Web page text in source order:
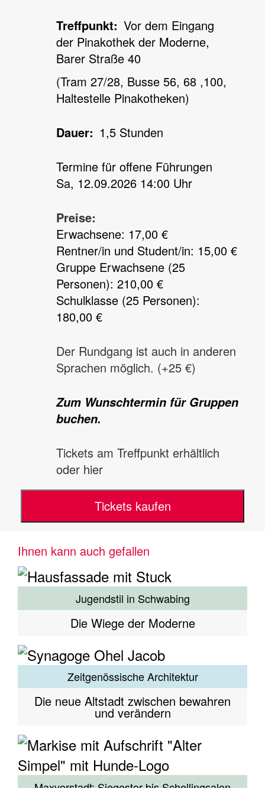
Treffpunkt
Vor dem Eingang
der Pinakothek der Moderne,
Barer Straße 40
(Tram 27/28, Busse 56, 68 ,100,
Haltestelle Pinakotheken)
Dauer
1,5 Stunden
Termine für offene Führungen
Sa, 12.09.2026 14:00 Uhr
Preise:
Erwachsene: 17,00 €
Rentner/in und Student/in: 15,00 €
Gruppe Erwachsene (25
Personen): 210,00 €
Schulklasse (25 Personen):
180,00 €
Der Rundgang ist auch in anderen
Sprachen möglich. (+25 €)
Zum Wunschtermin für Gruppen
buchen.
Tickets am Treffpunkt erhältlich
oder hier
Tickets kaufen
Ihnen kann auch gefallen
Jugendstil in Schwabing
Die Wiege der Moderne
Zeitgenössische Architektur
Die neue Altstadt zwischen bewahren
und verändern